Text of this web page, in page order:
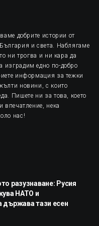
добрите истории от
и света. Наблягаме
ни трогва и ни кара да
едно по-добро
информация за тежки
новини, с които
Пишете ни за това, което
впечатление, нека
нас!
разузнаване: Русия
НАТО и
държава тази есен